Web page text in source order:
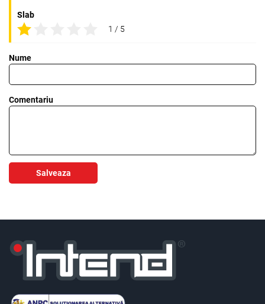
Slab
1 / 5
Nume
Comentariu
Salveaza